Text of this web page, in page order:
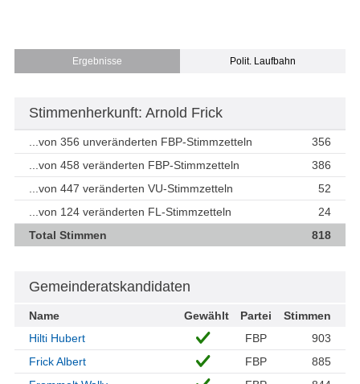
Ergebnisse Polit. Laufbahn
Stimmenherkunft: Arnold Frick
...von 356 unveränderten FBP-Stimmzetteln
356
...von 458 veränderten FBP-Stimmzetteln
386
...von 447 veränderten VU-Stimmzetteln
52
...von 124 veränderten FL-Stimmzetteln
24
Total Stimmen
818
Gemeinderatskandidaten
Name Gewählt Partei
Stimmen
Hilti Hubert
FBP
903
Frick Albert
FBP
885